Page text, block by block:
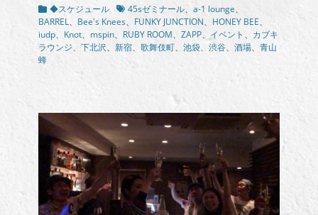
カ
テ
ゴ
リ
ー
◆スケジュール タ
グ
45sゼミナール、 a-1 lounge、
BARREL、 Bee's Knees、 FUNKY JUNCTION、 HONEY BEE、
iudp、 Knot、 mspin、 RUBY ROOM、 ZAPP、 イベント 、 カブキ
ラウンジ、 下北沢、 新宿、 歌舞伎町、 池袋、 渋谷、 酒場、 青山
蜂